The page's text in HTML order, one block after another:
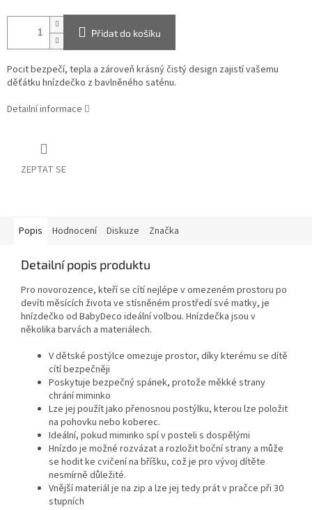
Přidat do košíku
Pocit bezpečí, tepla a zároveň krásný čistý design zajistí vašemu
děťátku hnízdečko z bavlněného saténu.
Detailní informace
ZEPTAT SE
Popis Hodnocení Diskuze Značka
Detailní popis produktu
Pro novorozence, kteří se cítí nejlépe v omezeném prostoru po
devíti měsících života ve stísněném prostředí své matky, je
hnízdečko od BabyDeco ideální volbou. Hnízdečka jsou v
několika barvách a materiálech.
V dětské postýlce omezuje prostor, díky kterému se dítě
cítí bezpečněji
Poskytuje bezpečný spánek, protože měkké strany
chrání miminko
Lze jej použít jako přenosnou postýlku, kterou lze položit
na pohovku nebo koberec.
Ideální, pokud miminko spí v posteli s dospělými
Hnízdo je možné rozvázat a rozložit boční strany a může
se hodit ke cvičení na bříšku, což je pro vývoj dítěte
nesmírně důležité.
Vnější materiál je na zip a lze jej tedy prát v pračce při 30
stupních